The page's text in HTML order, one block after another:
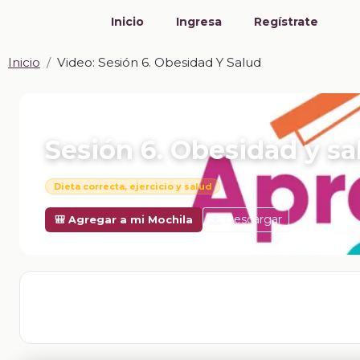
Inicio Ingresa Regístrate
Inicio Video: Sesión 6. Obesidad Y Salud
Sesión 6. Obesidad y
Dieta correcta, ejercicio y salud
🎒 Agregar a mi Mochila Descargar